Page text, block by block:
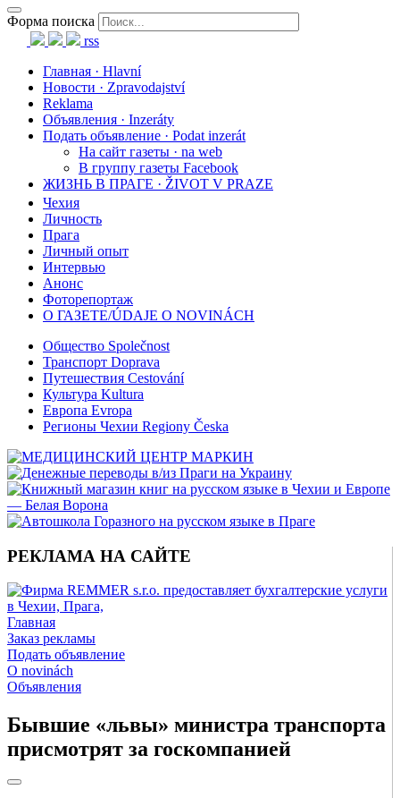
Форма поиска
rss
Главная · Hlavní
Новости · Zpravodajství
Reklama
Объявления · Inzeráty
Подать объявление · Podat inzerát
На сайт газеты · na web
В группу газеты Facebook
ЖИЗНЬ В ПРАГЕ · ŽIVOT V PRAZE
Чехия
Личность
Прага
Личный опыт
Интервью
Анонс
Фоторепортаж
О ГАЗЕТЕ/ÚDAJE O NOVINÁCH
Общество Společnost
Транспорт Doprava
Путешествия Cestování
Культура Kultura
Европа Evropa
Регионы Чехии Regiony Česka
РЕКЛАМА НА САЙТЕ
Главная
Заказ рекламы
Подать объявление
O novinách
Объявления
Бывшие «львы» министра транспорта
присмотрят за госкомпанией